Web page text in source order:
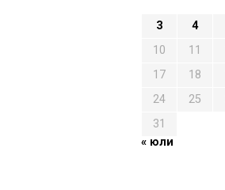
3
4
10
11
17
18
24
25
31
« юли